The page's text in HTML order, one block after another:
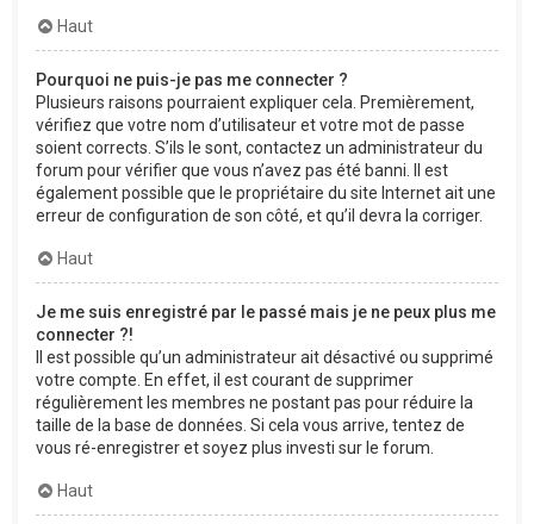
Haut
Pourquoi ne puis-je pas me connecter ?
Plusieurs raisons pourraient expliquer cela. Premièrement,
vérifiez que votre nom d’utilisateur et votre mot de passe
soient corrects. S’ils le sont, contactez un administrateur du
forum pour vérifier que vous n’avez pas été banni. Il est
également possible que le propriétaire du site Internet ait une
erreur de configuration de son côté, et qu’il devra la corriger.
Haut
Je me suis enregistré par le passé mais je ne peux plus me
connecter ?!
Il est possible qu’un administrateur ait désactivé ou supprimé
votre compte. En effet, il est courant de supprimer
régulièrement les membres ne postant pas pour réduire la
taille de la base de données. Si cela vous arrive, tentez de
vous ré-enregistrer et soyez plus investi sur le forum.
Haut